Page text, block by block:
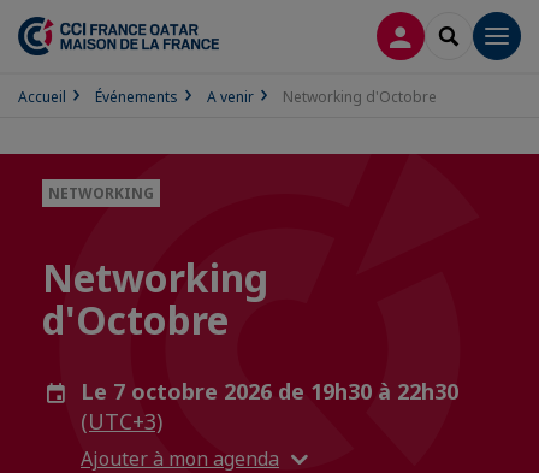
CONNEXION
Accueil Événements A venir Networking d'Octobre
NETWORKING
Networking
d'Octobre
Le 7 octobre 2026 de 19h30 à 22h30
(UTC+3)
Ajouter à mon agenda